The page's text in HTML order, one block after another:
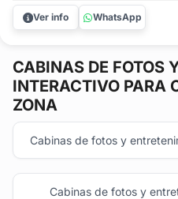
un espacio visual ideal para
redes sociales al instante.
Ver info WhatsApp
CABINAS DE FOTOS
INTERACTIVO PARA
ZONA
Cabinas de fotos y
Cabinas de fotos y